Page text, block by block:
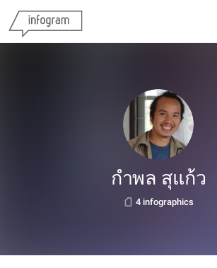
กำพล สุแก้ว
4 infographics